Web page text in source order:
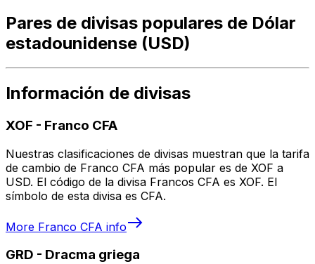
Pares de divisas populares de Dólar
estadounidense (USD)
Información de divisas
XOF - Franco CFA
Nuestras clasificaciones de divisas muestran que la tarifa
de cambio de Franco CFA más popular es de XOF a
USD. El código de la divisa Francos CFA es XOF. El
símbolo de esta divisa es CFA.
More Franco CFA info
GRD - Dracma griega